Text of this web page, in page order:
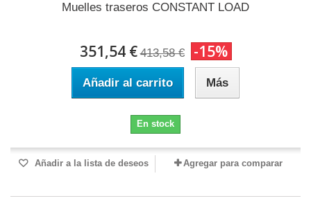
Muelles traseros CONSTANT LOAD
351,54 € 413,58 € -15%
Añadir al carrito Más
En stock
Añadir a la lista de deseos Agregar para comparar